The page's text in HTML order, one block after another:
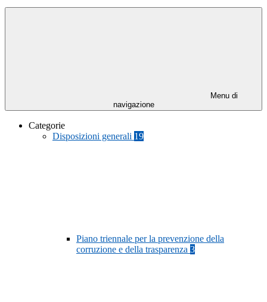
Menu di
navigazione
Categorie
Disposizioni generali 19
Piano triennale per la prevenzione della
corruzione e della trasparenza 3